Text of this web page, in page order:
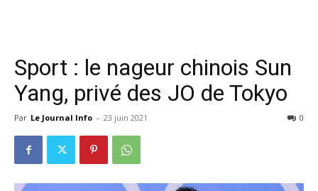
Sport : le nageur chinois Sun
Yang, privé des JO de Tokyo
Par Le Journal Info - 23 juin 2021 0